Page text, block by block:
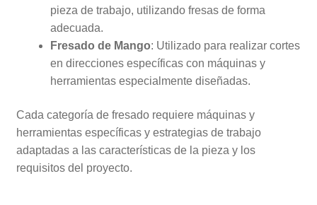
pieza de trabajo, utilizando fresas de forma
adecuada.
Fresado de Mango: Utilizado para realizar cortes
en direcciones específicas con máquinas y
herramientas especialmente diseñadas.
Cada categoría de fresado requiere máquinas y
herramientas específicas y estrategias de trabajo
adaptadas a las características de la pieza y los
requisitos del proyecto.